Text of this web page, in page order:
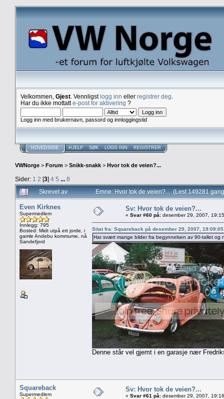
Velkommen, Gjest . Vennligstlogg inn eller registrer deg
Har du ikke mottatte-post for aktivering ?
Logg inn med brukernavn, passord og innloggingstid
HOVEDSIDE HJELP SØK LOGG INN REGISTRER
VWNorge > Forum > Snikk-snakk > Hvor tok de veien?...
Sider: 1 2 [3] 4 5 ... 8
Skrevet av
Emne: Hvor tok de veien?... (Lest 149281
Even Kirknes
Supermedlem
Innlegg: 795
Bosted: Midt utpå ett jorde, i
gamle Andebu kommume, nå
Sandefjord
Sv: Hvor tok de veien?...
« Svar #60 på: desember 29, 2007,
Sitat fra: Squareback på desember 29, 2007,
Har svært mange bilder fra begynnelsen av 90-tallet og
Denne står vel gjemt i en garasje nær
Squareback
Supermedlem
Sv: Hvor tok de veien?...
« Svar #61 på: desember 29, 2007,